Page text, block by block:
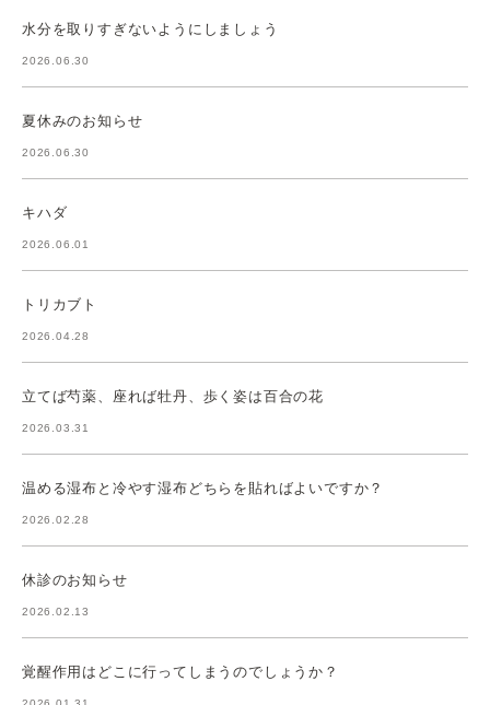
水分を取りすぎないようにしましょう
2026.06.30
夏休みのお知らせ
2026.06.30
キハダ
2026.06.01
トリカブト
2026.04.28
立てば芍薬、座れば牡丹、歩く姿は百合の花
2026.03.31
温める湿布と冷やす湿布どちらを貼ればよいですか？
2026.02.28
休診のお知らせ
2026.02.13
覚醒作用はどこに行ってしまうのでしょうか？